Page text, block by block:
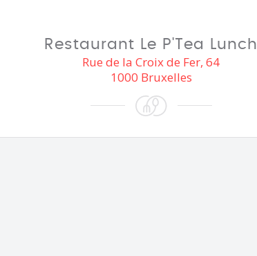
Restaurant Le P'Tea Lunch
Rue de la Croix de Fer, 64
1000 Bruxelles